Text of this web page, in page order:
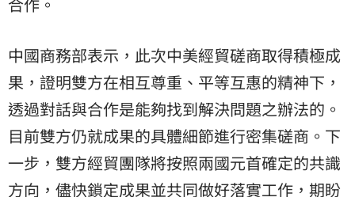
中國商務部表示，此次中美經貿磋商取得積極成
果，證明雙方在相互尊重、平等互惠的精神下，
透過對話與合作是能夠找到解決問題之辦法的。
目前雙方仍就成果的具體細節進行密集磋商。下
一步，雙方經貿團隊將按照兩國元首確定的共識
方向，儘快鎖定成果並共同做好落實工作，期盼